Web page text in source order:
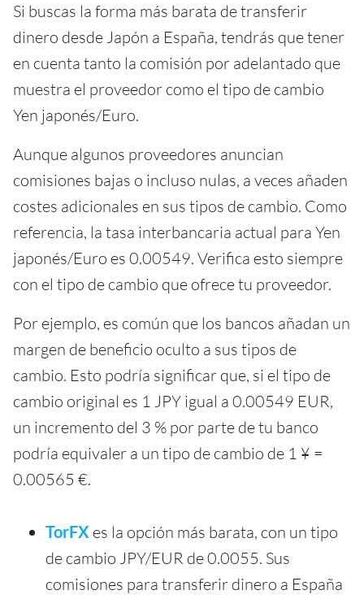
Si buscas la forma más barata de transferir
dinero desde Japón a España, tendrás que tener
en cuenta tanto la comisión por adelantado que
muestra el proveedor como el tipo de cambio
Yen japonés/Euro.
Aunque algunos proveedores anuncian
comisiones bajas o incluso nulas, a veces añaden
costes adicionales en sus tipos de cambio. Como
referencia, la tasa interbancaria actual para Yen
japonés/Euro es 0.00549. Verifica esto siempre
con el tipo de cambio que ofrece tu proveedor.
Por ejemplo, es común que los bancos añadan un
margen de beneficio oculto a sus tipos de
cambio. Esto podría significar que, si el tipo de
cambio original es 1 JPY igual a 0.00549 EUR,
un incremento del 3 % por parte de tu banco
podría equivaler a un tipo de cambio de 1 ¥ =
0.00565 €.
TorFX es la opción más barata, con un tipo
de cambio JPY/EUR de 0.0055. Sus
comisiones para transferir dinero a España